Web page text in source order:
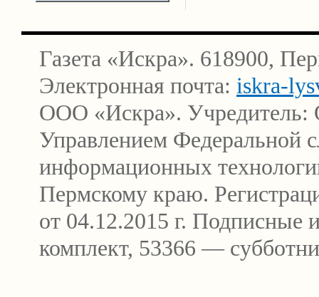
Газета «Искра». 618900,
Электронная почта: iskra-
ООО «Искра». Учредитель:
Управлением Федеральной
информационных
Пермскому краю.
от 04.12.2015 г.
комплект, 53366 —